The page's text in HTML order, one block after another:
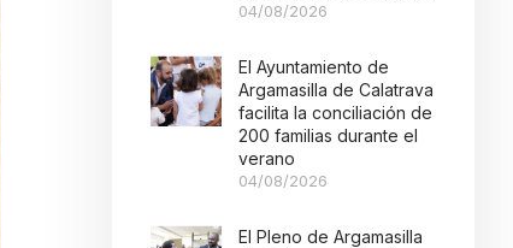
04/08/2026
El Ayuntamiento de
Argamasilla de Calatrava
facilita la conciliación de
200 familias durante el
verano
04/08/2026
El Pleno de Argamasilla